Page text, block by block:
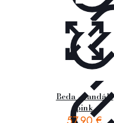
Beda – sandále
pink